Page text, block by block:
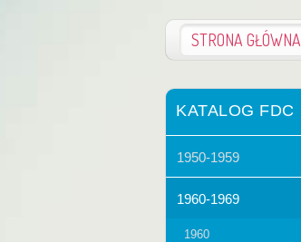
STRONA GŁÓWNA
KATALOG FDC
1950-1959
1960-1969
1960